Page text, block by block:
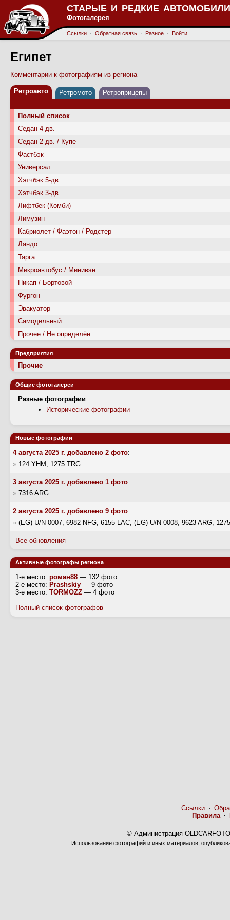
СТАРЫЕ И РЕДКИЕ
Фотогалерея
Ссылки · Обратная связь · Разное · Войти
Египет
Комментарии к фотографиям из региона
Ретроавто Ретромото Ретроприцепы
Полный список
Седан 4-дв.
Седан 2-дв. / Купе
Фастбэк
Универсал
Хэтчбэк 5-дв.
Хэтчбэк 3-дв.
Лифтбек (Комби)
Лимузин
Кабриолет / Фаэтон / Родстер
Ландо
Тарга
Микроавтобус / Минивэн
Пикап / Бортовой
Фургон
Эвакуатор
Самодельный
Прочее / Не определён
Предприятия
Прочие
Общие фотогалереи
Разные фотографии
Исторические фотографии
Новые фотографии
4 августа 2025 г. добавлено 2 фото:
» 124 YHM, 1275 TRG
3 августа 2025 г. добавлено 1 фото:
» 7316 ARG
2 августа 2025 г. добавлено 9 фото:
» (EG) U/N 0007, 6982 NFG, 6155 LAC, (EG) U/N 0008, 9623 ARG,
Все обновления
Активные фотографы региона
1-е место: роман88 — 132 фото
2-е место: Prashskiy — 9 фото
3-е место: TORMOZZ — 4 фото
Полный список фотографов
Ссылки·
Правила·
© Администрация
Использование фотографий и иных материалов,